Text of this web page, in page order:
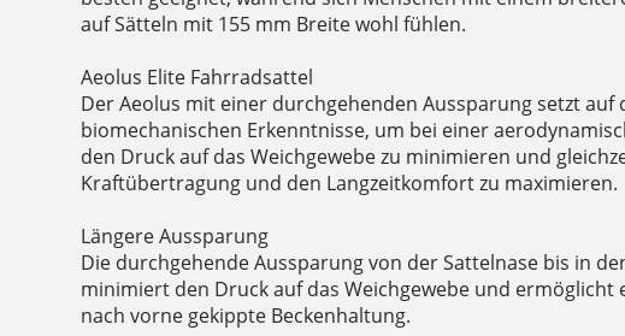
auf Sätteln mit 155 mm Breite wohl fühlen.
Aeolus Elite Fahrradsattel
Der Aeolus mit einer durchgehenden Aussparung setzt auf
biomechanischen Erkenntnisse, um bei einer
den Druck auf das Weichgewebe zu minimieren und
Kraftübertragung und den Langzeitkomfort zu maximieren.
Längere Aussparung
Die durchgehende Aussparung von der Sattelnase bis in
minimiert den Druck auf das Weichgewebe und ermöglicht
nach vorne gekippte Beckenhaltung.